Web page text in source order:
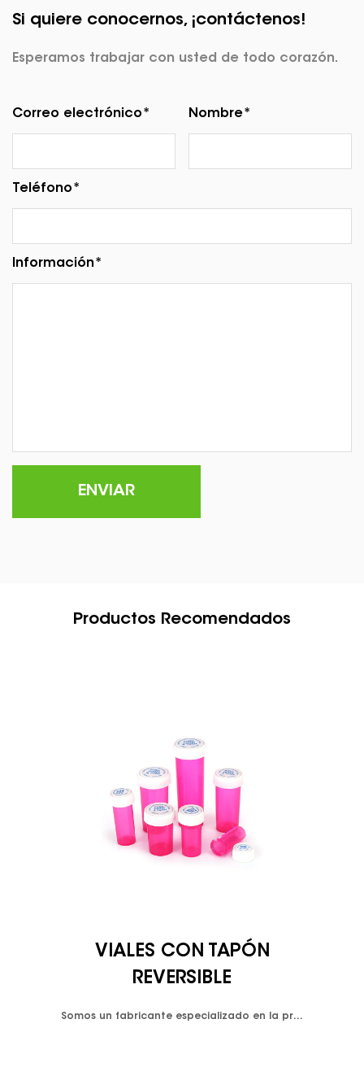
Si quiere conocernos, ¡contáctenos!
Esperamos trabajar con usted de todo corazón.
Correo electrónico* Nombre*
Teléfono*
Información*
Productos Recomendados
VIALES CON TAPÓN
REVERSIBLE
Somos un fabricante especializado en la producción de subenvases de plástico para farmacia y varios envases de plástico. Los viales con tapón reversible obtuvieron su nombre de la tapa de doble propósito. Ofrece una opción de empujar hacia abajo y girar para abrir y cerrar el contenedor, también conocida como a prueba de niños. Las tapas inversas son excelentes para el suministro de dispensarios, mantienen el medicamento resistente a la humedad y tienen un diseño a prueba de olores. Doble propósito significa que la tapa tiene una función de tapa a prueba de niños en un lado y una función de tapa roscada sin bloqueo en el otro lado de la tapa. Además, podemos producir cualquier tipo de color para viales y tapas según la demanda del cliente. Los viales con tapón reversible se ajustan a 7 cantidades variadas de medicamento desde 8 Dram hasta 60 Dram. Diseño hermético, resistente a la humedad y a prueba de olores. -Polipropileno clarificado cumple con la FDA. -Disponible en colores transparentes o resistentes a los rayos UV Presiona hacia abajo y gira las mayúsculas. Las tapas se envasan con viales en bolsas de plástico separadas.